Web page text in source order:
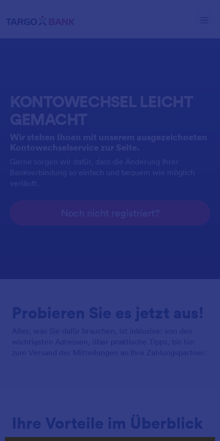
KONTOWECHSEL LEICHT
GEMACHT
Wir stehen Ihnen mit unserem ausgezeichneten
Kontowechselservice zur Seite.
Gerne sorgen wir dafür, dass die Änderung Ihrer
Bankverbindung so einfach und bequem wie möglich
verläuft.
Probieren Sie es jetzt aus!
Alles, was Sie dafür brauchen, ist inklusive: von den
wichtigsten Adressen, über praktische Tipps, bis hin
zum Versand der Mitteilungen an Ihre Zahlungspartner.
Ihre Vorteile im Überblick